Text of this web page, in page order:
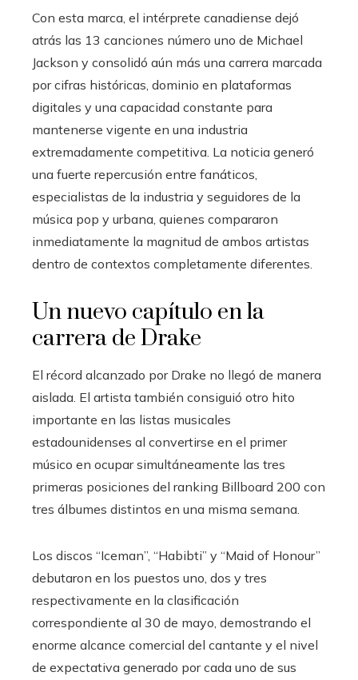
Con esta marca, el intérprete canadiense dejó
atrás las 13 canciones número uno de Michael
Jackson y consolidó aún más una carrera marcada
por cifras históricas, dominio en plataformas
digitales y una capacidad constante para
mantenerse vigente en una industria
extremadamente competitiva. La noticia generó
una fuerte repercusión entre fanáticos,
especialistas de la industria y seguidores de la
música pop y urbana, quienes compararon
inmediatamente la magnitud de ambos artistas
dentro de contextos completamente diferentes.
Un nuevo capítulo en la
carrera de Drake
El récord alcanzado por Drake no llegó de manera
aislada. El artista también consiguió otro hito
importante en las listas musicales
estadounidenses al convertirse en el primer
músico en ocupar simultáneamente las tres
primeras posiciones del ranking Billboard 200 con
tres álbumes distintos en una misma semana.
Los discos “Iceman”, “Habibti” y “Maid of Honour”
debutaron en los puestos uno, dos y tres
respectivamente en la clasificación
correspondiente al 30 de mayo, demostrando el
enorme alcance comercial del cantante y el nivel
de expectativa generado por cada uno de sus